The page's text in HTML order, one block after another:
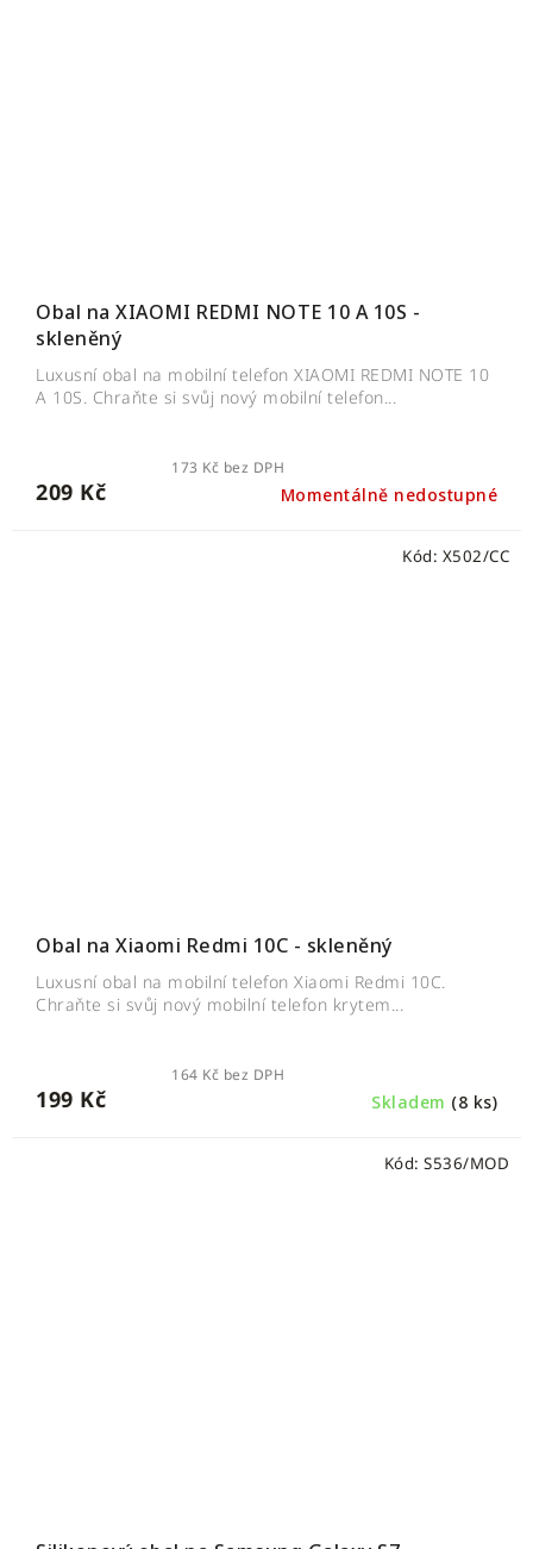
Obal na XIAOMI REDMI NOTE 10 A 10S -
skleněný
Momentálně nedostupné
173 Kč bez DPH
209 Kč
Luxusní obal na mobilní telefon XIAOMI REDMI NOTE 10
A 10S. Chraňte si svůj nový mobilní telefon...
Obal na Xiaomi Redmi 10C - skleněný
Skladem (8 ks)
164 Kč bez DPH
199 Kč
Luxusní obal na mobilní telefon Xiaomi Redmi 10C.
Chraňte si svůj nový mobilní telefon krytem...
Kód: X502/CC
Kód: S536/MOD